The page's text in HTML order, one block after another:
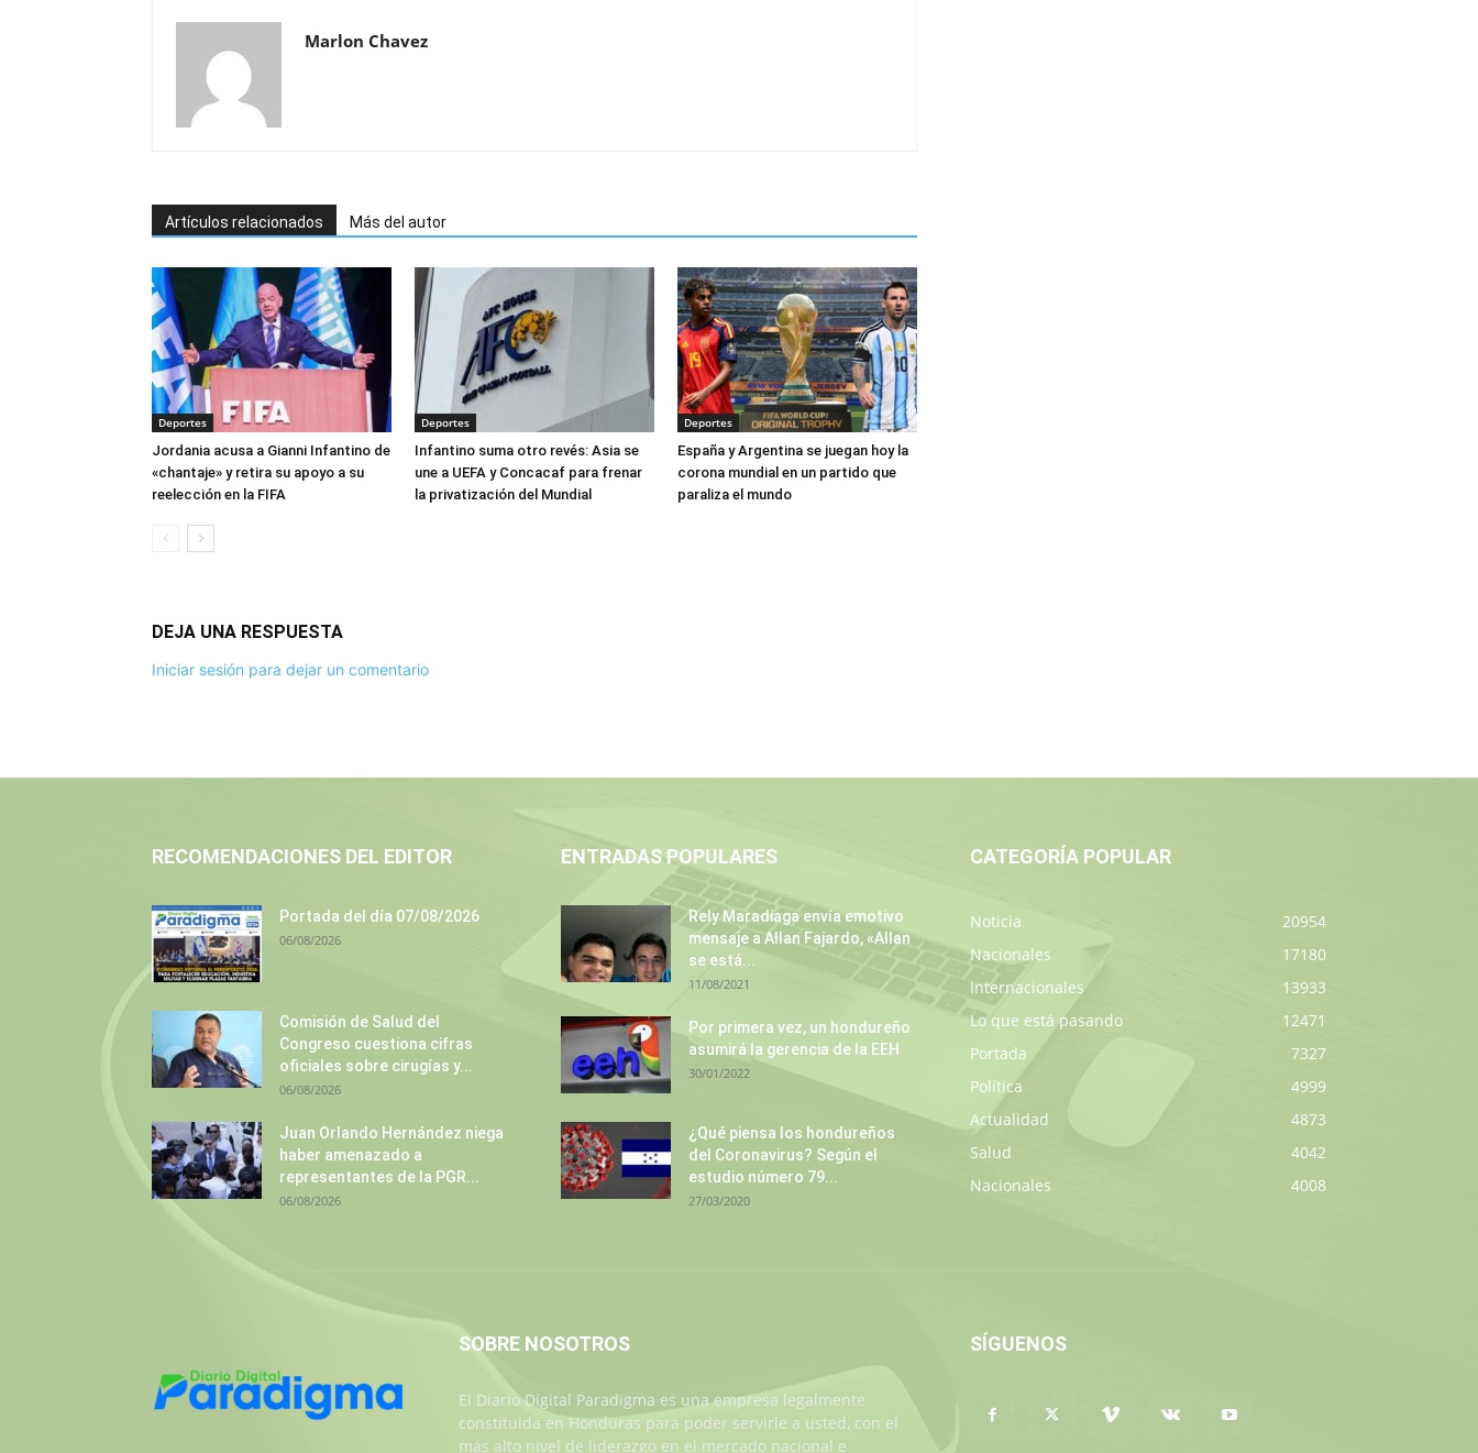
Marlon Chavez
Artículos relacionados Más del autor
Deportes
Jordania acusa a Gianni Infantino de
«chantaje» y retira su apoyo a su
reelección en la FIFA
Deportes
Infantino suma otro revés: Asia se
une a UEFA y Concacaf para frenar
la privatización del Mundial
Deportes
España y Argentina se juegan hoy la
corona mundial en un partido que
paraliza el mundo
DEJA UNA RESPUESTA
Iniciar sesión para dejar un comentario
RECOMENDACIONES DEL EDITOR
Portada del día 07/08/2026
06/08/2026
Comisión de Salud del
Congreso cuestiona cifras
oficiales sobre cirugías y...
06/08/2026
Juan Orlando Hernández niega
haber amenazado a
representantes de la PGR...
06/08/2026
ENTRADAS POPULARES
Rely Maradiaga envía emotivo
mensaje a Allan Fajardo, «Allan
se está...
11/08/2021
Por primera vez, un hondureño
asumirá la gerencia de la EEH
30/01/2022
¿Qué piensa los hondureños
del Coronavirus? Según el
estudio número 79...
27/03/2020
CATEGORÍA POPULAR
Noticia
20954
Nacionales
17180
Internacionales
13933
Lo que está pasando
12471
Portada
7327
Política
4999
Actualidad
4873
Salud
4042
Nacionales
4008
SOBRE NOSOTROS
El Diario Digital Paradigma es una empresa legalmente
constituida en Honduras para poder servirle a usted, con el
más alto nivel de liderazgo en el mercado nacional e
SÍGUENOS